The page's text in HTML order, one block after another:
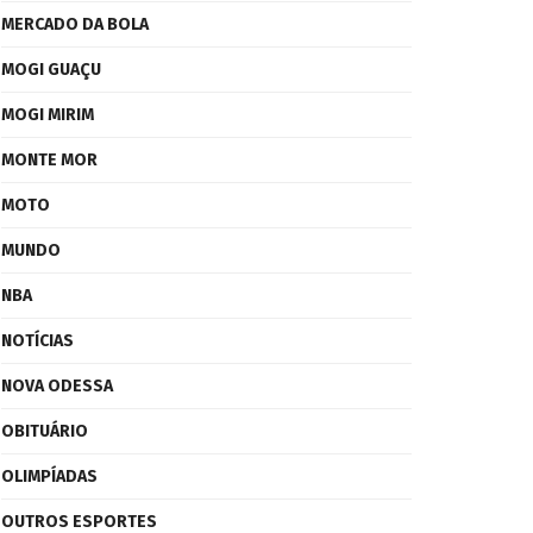
MERCADO DA BOLA
MOGI GUAÇU
MOGI MIRIM
MONTE MOR
MOTO
MUNDO
NBA
NOTÍCIAS
NOVA ODESSA
OBITUÁRIO
OLIMPÍADAS
OUTROS ESPORTES